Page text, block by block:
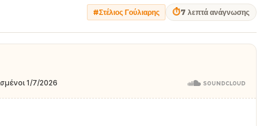
#Στέλιος Γούλιαρης ⏱7 λεπτά ανάγνωσης